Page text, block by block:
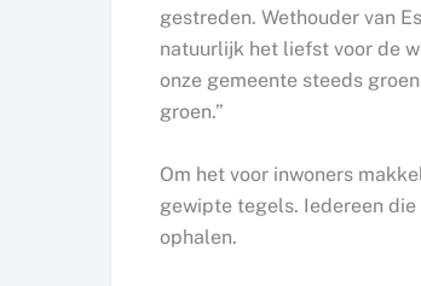
gestreden. Wethouder van
natuurlijk het liefst voor de
onze gemeente steeds
groen.”
Om het voor inwoners
gewipte tegels. Iedereen
ophalen.